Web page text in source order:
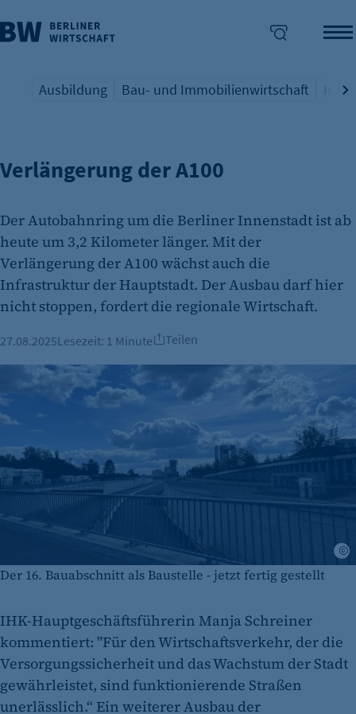
überspringen
Übersicht Schlagwort
Ausbildung
Übersicht Schlagwort
Bau- und Immobilienwirtschaft
ERÖFFNUNG DES 16. BAUABSCHNITTS
Verlängerung der A100
Der Autobahnring um die Berliner Innenstadt ist ab
heute um 3,2 Kilometer länger. Mit der
Verlängerung der A100 wächst auch die
Infrastruktur der Hauptstadt. Der Ausbau darf hier
nicht stoppen, fordert die regionale Wirtschaft.
27.08.2025Lesezeit: 1 Minute Teilen
Der 16. Bauabschnitt als Baustelle - jetzt fertig gestellt
IHK-Hauptgeschäftsführerin Manja Schreiner
kommentiert: "Für den Wirtschaftsverkehr, der die
Versorgungssicherheit und das Wachstum der Stadt
gewährleistet, sind funktionierende Straßen
unerlässlich.“ Ein weiterer Ausbau der